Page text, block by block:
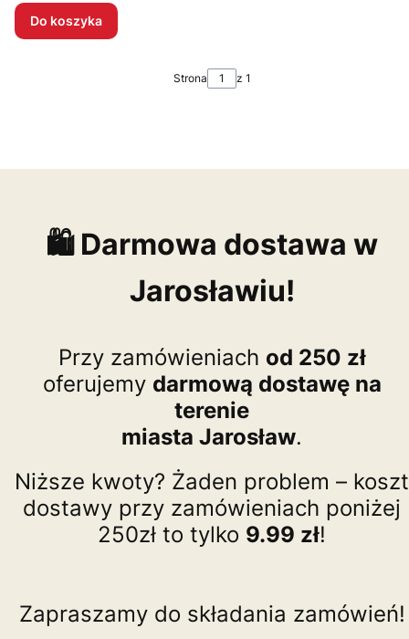
Do koszyka
Strona z 1
🛍️ Darmowa dostawa w
Jarosławiu!
Przy zamówieniach od 250 zł
oferujemy darmową dostawę na
terenie
miasta Jarosław.
Niższe kwoty? Żaden problem – koszt
dostawy przy zamówieniach poniżej
250zł to tylko 9.99 zł!
Zapraszamy do składania zamówień!